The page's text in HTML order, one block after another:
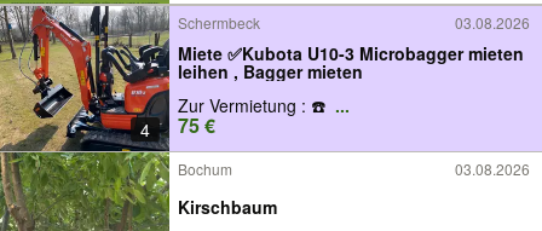
4
Schermbeck 03.08.2026
Miete ✅Kubota U10-3 Microbagger mieten
leihen , Bagger mieten
Zur Vermietung : ☎️ ...
75 €
Bochum 03.08.2026
Kirschbaum